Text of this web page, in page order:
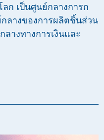
ก เป็นศูนย์กลางการก
ลางของการผลิตชิ้นส่วน
างทางการเงินและ